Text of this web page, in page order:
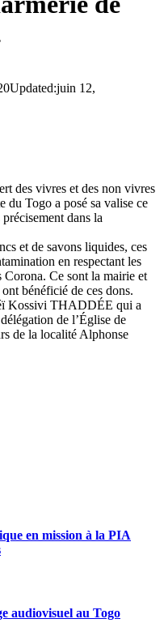
Updated:juin 12,
des vivres et des non vivres
du Togo a posé sa valise ce
dans la
et de savons liquides, ces
en respectant les
Corona. Ce sont la mairie et
bénéficié de ces dons.
Kossivi THADDÉE qui a
de l’Église de
de la localité Alphonse
en mission à la PIA
audiovisuel au Togo